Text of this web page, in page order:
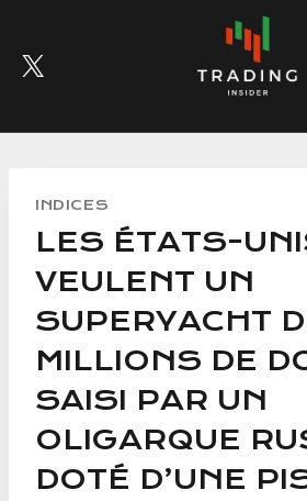
content
INDICES
LES ÉTATS-
VEULENT UN
SUPERYACHT
MILLIONS DE
SAISI PAR UN
OLIGARQUE
DOTÉ D’UNE